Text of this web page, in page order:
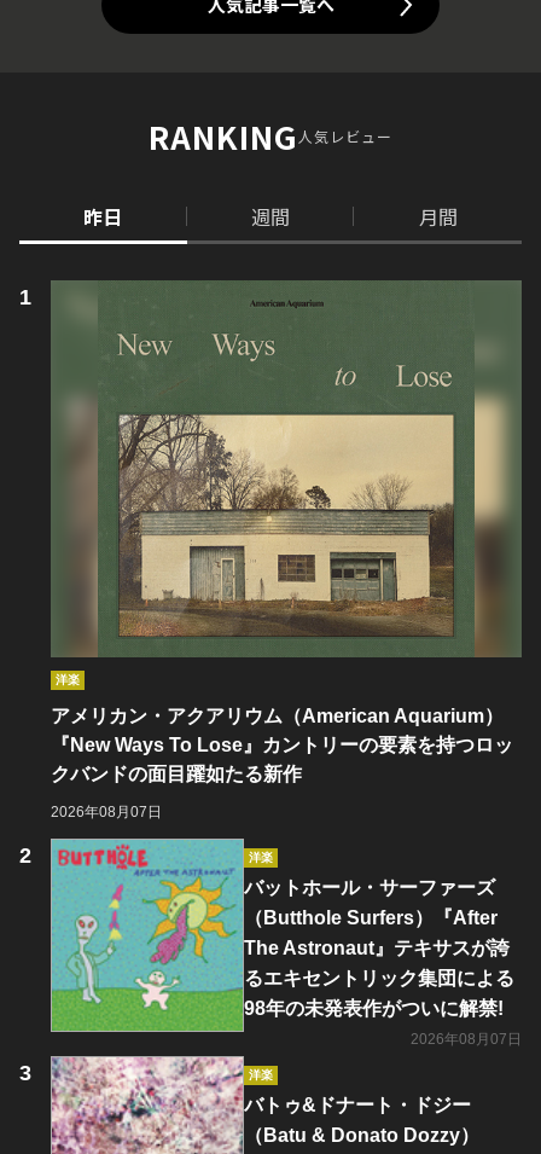
RANKING人気レビュー
昨日 週間 月間
洋楽
アメリカン・アクアリウム（American Aquarium）
『New Ways To Lose』カントリーの要素を持つロッ
クバンドの面目躍如たる新作
2026年08月07日
洋楽
バットホール・サーファーズ
（Butthole Surfers）『After
The Astronaut』テキサスが誇
るエキセントリック集団による
98年の未発表作がついに解禁!
2026年08月07日
洋楽
バトゥ&ドナート・ドジー
（Batu & Donato Dozzy）